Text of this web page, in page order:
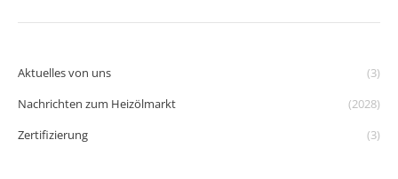
Aktuelles von uns
(3)
Nachrichten zum Heizölmarkt
(2028)
Zertifizierung
(3)